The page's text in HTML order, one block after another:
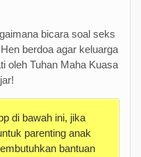
bicara soal seks
berdoa agar keluarga
oleh Tuhan Maha Kuasa
di bawah ini, jika
parenting anak
bantuan